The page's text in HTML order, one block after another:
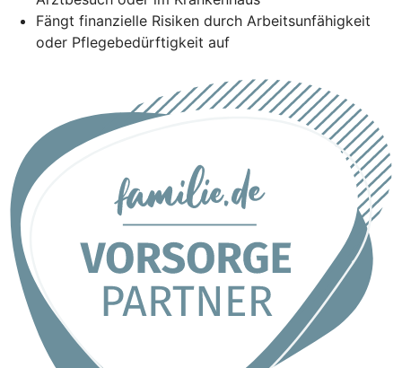
Fängt finanzielle Risiken durch Arbeitsunfähigkeit
oder Pflegebedürftigkeit auf